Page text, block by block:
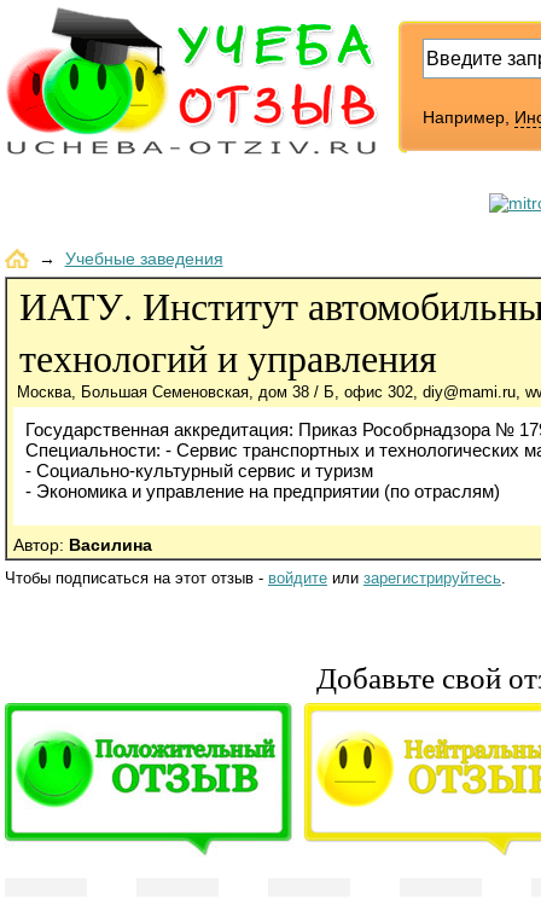
Например,
→ Учебные заведения
ИАТУ. Институт
технологий и управления
Москва, Большая Семеновская, дом 38 / Б, офис 302, diy@mami.ru,
Государственная аккредитация: Приказ Рособрнадзора №
Специальности: - Сервис транспортных и технологических
- Социально-культурный сервис и туризм
- Экономика и управление на предприятии (по отраслям)
Автор: Василина
Чтобы подписаться на этот отзыв - войдите или зарегистрируйтесь.
Добавьте свой